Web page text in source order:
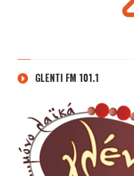
GLENTI FM 101.1